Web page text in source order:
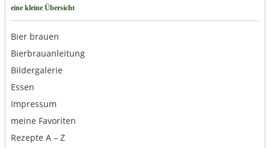
eine kleine Übersicht
Bier brauen
Bierbrauanleitung
Bildergalerie
Essen
Impressum
meine Favoriten
Rezepte A – Z